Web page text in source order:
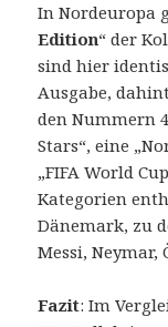
In Nordeuropa
Edition“ der
sind hier
Ausgabe,
den Nummern
Stars“, eine
„FIFA World
Kategorien
Dänemark, zu
Messi, Neymar,
Fazit: Im